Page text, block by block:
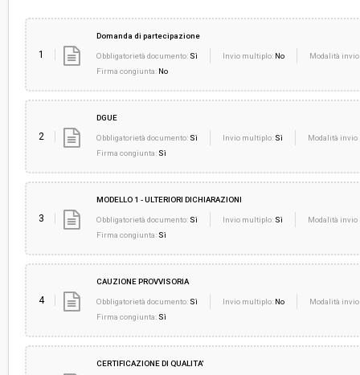
1
Domanda di partecipazione
Obbligatorietà documento: Sì Invio multiplo: No
Modalità
Firma congiunta: No
2
DGUE
Obbligatorietà documento: Sì Invio multiplo: Sì
Modalità invio
Firma congiunta: Sì
3
MODELLO 1 - ULTERIORI DICHIARAZIONI
Obbligatorietà documento: Sì Invio multiplo: Sì
Modalità invio
Firma congiunta: Sì
4
CAUZIONE PROVVISORIA
Obbligatorietà documento: Sì Invio multiplo: No
Modalità
Firma congiunta: Sì
CERTIFICAZIONE DI QUALITA'